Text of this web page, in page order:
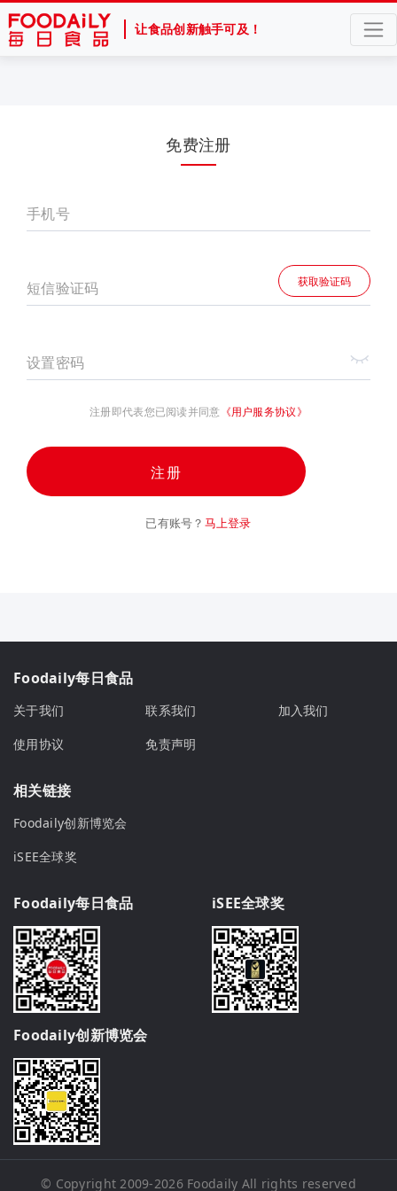
让食品创新触手可及！
免费注册
手机号
短信验证码 获取验证码
设置密码
注册即代表您已阅读并同意 《用户服务协议》
注册
已有账号？ 马上登录
Foodaily每日食品
关于我们 联系我们
加入我们
使用协议
免责声明
相关链接
Foodaily创新博览会
iSEE全球奖
Foodaily每日食品 iSEE全球奖
Foodaily创新博览会
© Copyright 2009-2026 Foodaily All rights reserved